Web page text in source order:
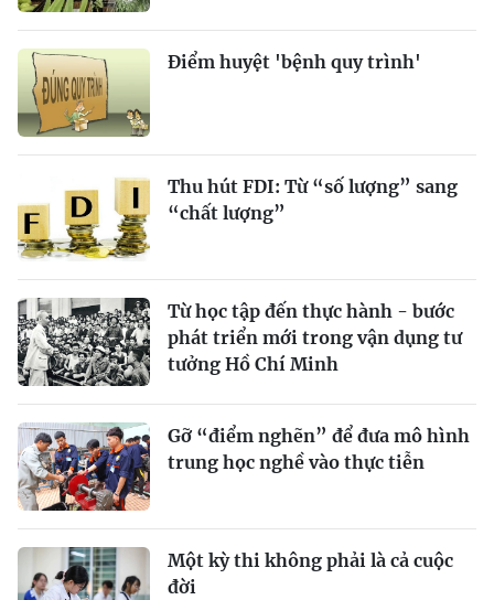
Điểm huyệt 'bệnh quy trình'
Thu hút FDI: Từ “số lượng” sang
“chất lượng”
Từ học tập đến thực hành - bước
phát triển mới trong vận dụng tư
tưởng Hồ Chí Minh
Gỡ “điểm nghẽn” để đưa mô hình
trung học nghề vào thực tiễn
Một kỳ thi không phải là cả cuộc
đời